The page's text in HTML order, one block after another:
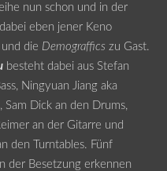
nun schon und in der
eben jener Keno
die Demograffics zu Gast.
besteht dabei aus Stefan
Ningyuan Jiang aka
Sam Dick an den Drums,
an der Gitarre und
den Turntables. Fünf
der Besetzung erkennen